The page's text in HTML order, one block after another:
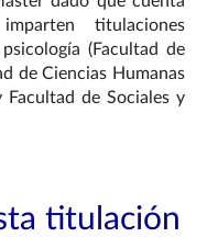
titulaciones
(Facultad de
de Ciencias Humanas
de Sociales y
titulación